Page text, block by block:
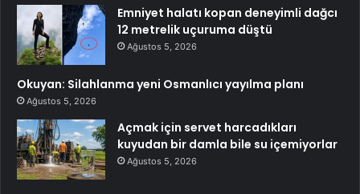
Emniyet halatı kopan deneyimli dağcı
12 metrelik uçuruma düştü
Ağustos 5, 2026
Okuyan: Silahlanma yeni Osmanlıcı yayılma planı
Ağustos 5, 2026
Açmak için servet harcadıkları
kuyudan bir damla bile su içemiyorlar
Ağustos 5, 2026